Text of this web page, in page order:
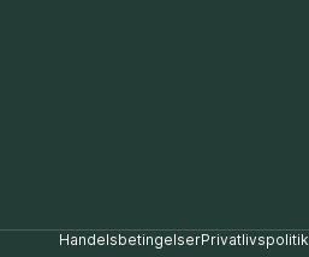
HandelsbetingelserPrivatlivspolitik